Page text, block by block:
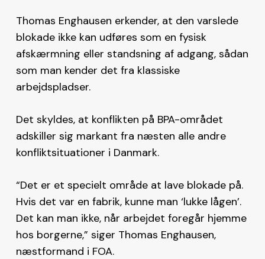
Thomas Enghausen erkender, at den varslede
blokade ikke kan udføres som en fysisk
afskærmning eller standsning af adgang, sådan
som man kender det fra klassiske
arbejdspladser.
Det skyldes, at konflikten på BPA-området
adskiller sig markant fra næsten alle andre
konfliktsituationer i Danmark.
“Det er et specielt område at lave blokade på.
Hvis det var en fabrik, kunne man ‘lukke lågen’.
Det kan man ikke, når arbejdet foregår hjemme
hos borgerne,” siger Thomas Enghausen,
næstformand i FOA.